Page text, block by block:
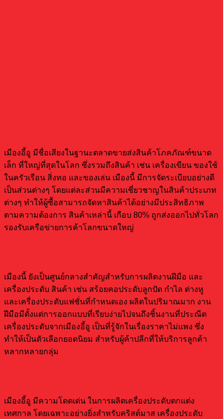
เมืองอี้อู มีชื่อเสียงในฐานะตลาดขายส่งสินค้าโภคภัณฑ์ขนาด
เล็ก ที่ใหญ่ที่สุดในโลก ซึ่งรวมถึงสินค้า เช่น เครื่องเขียน ของใช้
ในครัวเรือน สิ่งทอ และของเล่น เมืองนี้ มีการจัดระเบียบอย่างดี
เป็นส่วนต่างๆ โดยแต่ละส่วนมีความเชี่ยวชาญในสินค้าประเภท
ต่างๆ ทำให้ผู้ซื้อสามารถจัดหาสินค้าได้อย่างมีประสิทธิภาพ
ตามความต้องการ สินค้าเหล่านี้ เกือบ 80% ถูกส่งออกไปทั่วโลก
รองรับเครือข่ายการค้าโลกขนาดใหญ่
เมืองนี้ ยังเป็นศูนย์กลางสำคัญสำหรับการผลิตงานฝีมือ และ
เครื่องประดับ สินค้า เช่น สร้อยคอประดับลูกปัด กำไล ต่างหู
และเครื่องประดับแฟชั่นที่กำหนดเอง ผลิตในปริมาณมาก งาน
ฝีมือมีตั้งแต่การออกแบบที่เรียบง่ายไปจนถึงชิ้นงานที่ประณีต
เครื่องประดับจากเมืองอี้อู เป็นที่รู้จักในเรื่องราคาไม่แพง ซึ่ง
ทำให้เป็นตัวเลือกยอดนิยม สำหรับผู้ค้าปลีกที่ให้บริการลูกค้า
หลากหลายกลุ่ม
เมืองอี้อู มีความโดดเด่น ในการผลิตเครื่องประดับตกแต่ง
เทศกาล โดยเฉพาะอย่างยิ่งสำหรับคริสต์มาส เครื่องประดับ